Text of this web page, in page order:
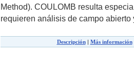
Method). COULOMB resulta
requieren análisis de campo
Descripción| Más información